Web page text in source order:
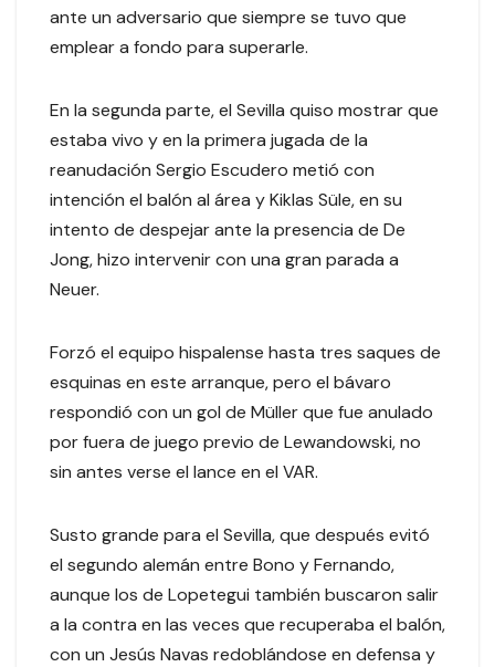
ante un adversario que siempre se tuvo que
emplear a fondo para superarle.
En la segunda parte, el Sevilla quiso mostrar que
estaba vivo y en la primera jugada de la
reanudación Sergio Escudero metió con
intención el balón al área y Kiklas Süle, en su
intento de despejar ante la presencia de De
Jong, hizo intervenir con una gran parada a
Neuer.
Forzó el equipo hispalense hasta tres saques de
esquinas en este arranque, pero el bávaro
respondió con un gol de Müller que fue anulado
por fuera de juego previo de Lewandowski, no
sin antes verse el lance en el VAR.
Susto grande para el Sevilla, que después evitó
el segundo alemán entre Bono y Fernando,
aunque los de Lopetegui también buscaron salir
a la contra en las veces que recuperaba el balón,
con un Jesús Navas redoblándose en defensa y